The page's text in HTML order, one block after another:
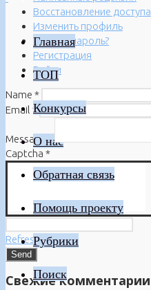
Главная
ТОП
Конкурсы
О нас
Обратная связь
Помощь проекту
Рубрики
Поиск
Восстановление доступа
Изменить профиль
Забыли пароль?
Регистрация
Войти
Name *
Email *
Message*
Captcha *
Refresh
Свежие комментарии